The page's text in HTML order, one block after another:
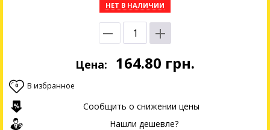
НЕТ В НАЛИЧИИ
Цена: 164.80 грн.
0 В избранное
Сообщить о снижении цены
Нашли дешевле?